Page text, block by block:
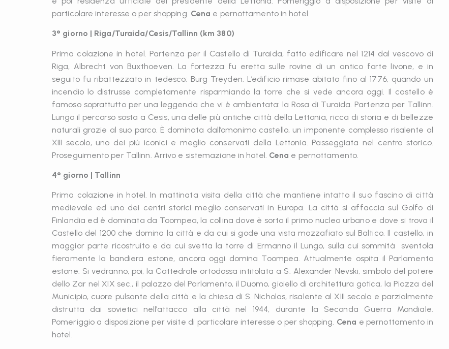
particolare interesse o per shopping. Cena e pernottamento in hotel.
3° giorno | Riga/Turaida/Cesis/Tallinn (km 380)
Prima colazione in hotel. Partenza per il Castello di Turaida, fatto edificare nel 1214 dal vescovo di
Riga, Albrecht von Buxthoeven. La fortezza fu eretta sulle rovine di un antico forte livone, e in
seguito fu ribattezzato in tedesco: Burg Treyden. L’edificio rimase abitato fino al 1776, quando un
incendio lo distrusse completamente risparmiando la torre che si vede ancora oggi. Il castello è
famoso soprattutto per una leggenda che vi è ambientata: la Rosa di Turaida. Partenza per Tallinn.
Lungo il percorso sosta a Cesis, una delle più antiche città della Lettonia, ricca di storia e di bellezze
naturali grazie al suo parco. È dominata dall’omonimo castello, un imponente complesso risalente al
XIII secolo, uno dei più iconici e meglio conservati della Lettonia. Passeggiata nel centro storico.
Proseguimento per Tallinn. Arrivo e sistemazione in hotel. Cena e pernottamento.
4° giorno | Tallinn
Prima colazione in hotel. In mattinata visita della città che mantiene intatto il suo fascino di città
medievale ed uno dei centri storici meglio conservati in Europa. La città si affaccia sul Golfo di
Finlandia ed è dominata da Toompea, la collina dove è sorto il primo nucleo urbano e dove si trova il
Castello del 1200 che domina la città e da cui si gode una vista mozzafiato sul Baltico. Il castello, in
maggior parte ricostruito e da cui svetta la torre di Ermanno il Lungo, sulla cui sommità sventola
fieramente la bandiera estone, ancora oggi domina Toompea. Attualmente ospita il Parlamento
estone. Si vedranno, poi, la Cattedrale ortodossa intitolata a S. Alexander Nevski, simbolo del potere
dello Zar nel XIX sec., il palazzo del Parlamento, il Duomo, gioiello di architettura gotica, la Piazza del
Municipio, cuore pulsante della città e la chiesa di S. Nicholas, risalente al XIII secolo e parzialmente
distrutta dai sovietici nell’attacco alla città nel 1944, durante la Seconda Guerra Mondiale.
Pomeriggio a disposizione per visite di particolare interesse o per shopping. Cena e pernottamento in
hotel.